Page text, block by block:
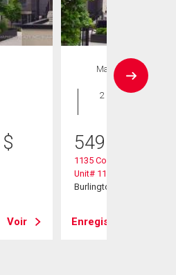
$
Voir
Maison en
rangée
2 CAC , 2
549 900
1135 Cooke Boulevard
Unit# 112
Burlington, ON
Enregistrer